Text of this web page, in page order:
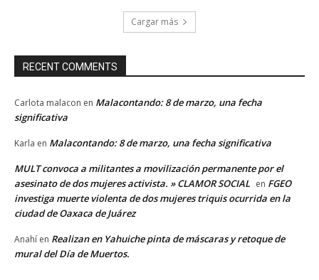
Cargar más
RECENT COMMENTS
Carlota malacon en Malacontando: 8 de marzo, una fecha
significativa
Karla en Malacontando: 8 de marzo, una fecha significativa
MULT convoca a militantes a movilización permanente por el
asesinato de dos mujeres activista. » CLAMOR SOCIAL en FGEO
investiga muerte violenta de dos mujeres triquis ocurrida en la
ciudad de Oaxaca de Juárez
Anahí en Realizan en Yahuiche pinta de máscaras y retoque de
mural del Día de Muertos.